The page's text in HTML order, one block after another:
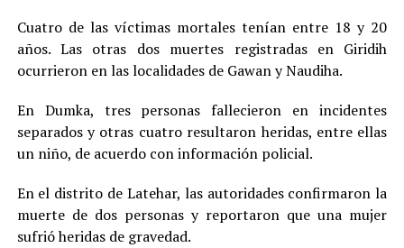
Cuatro de las víctimas mortales tenían entre 18 y 20
años. Las otras dos muertes registradas en Giridih
ocurrieron en las localidades de Gawan y Naudiha.
En Dumka, tres personas fallecieron en incidentes
separados y otras cuatro resultaron heridas, entre ellas
un niño, de acuerdo con información policial.
En el distrito de Latehar, las autoridades confirmaron la
muerte de dos personas y reportaron que una mujer
sufrió heridas de gravedad.